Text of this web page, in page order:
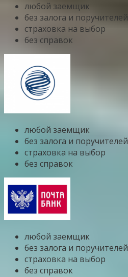
любой заемщик
без залога и поручителей
страховка на выбор
без справок
любой заемщик
без залога и поручителей
страховка на выбор
без справок
любой заемщик
без залога и поручителей
страховка на выбор
без справок